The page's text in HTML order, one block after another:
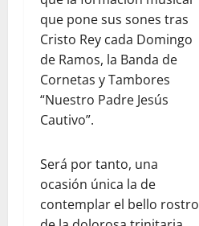
que pone sus sones tras
Cristo Rey cada Domingo
de Ramos, la Banda de
Cornetas y Tambores
“Nuestro Padre Jesús
Cautivo”.
Será por tanto, una
ocasión única la de
contemplar el bello rostro